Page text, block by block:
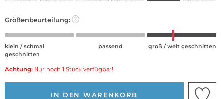
Größenbeurteilung: ?
klein / schmal
geschnitten
passend groß / weit geschnitten
Achtung: Nur noch 1 Stück verfügbar!
IN DEN WARENKORB